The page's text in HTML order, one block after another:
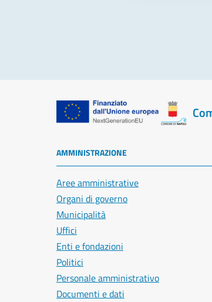
AMMINISTRAZIONE
Aree amministrative
Organi di governo
Municipalità
Uffici
Enti e fondazioni
Politici
Personale amministrativo
Documenti e dati